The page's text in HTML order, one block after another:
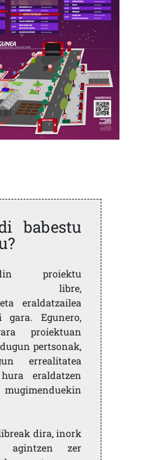
babestu
proiektu
libre,
eraldatzailea
gara. Egunero,
proiektuan
pertsonak,
errealitatea
eraldatzen
dira, inork
agintzen zer